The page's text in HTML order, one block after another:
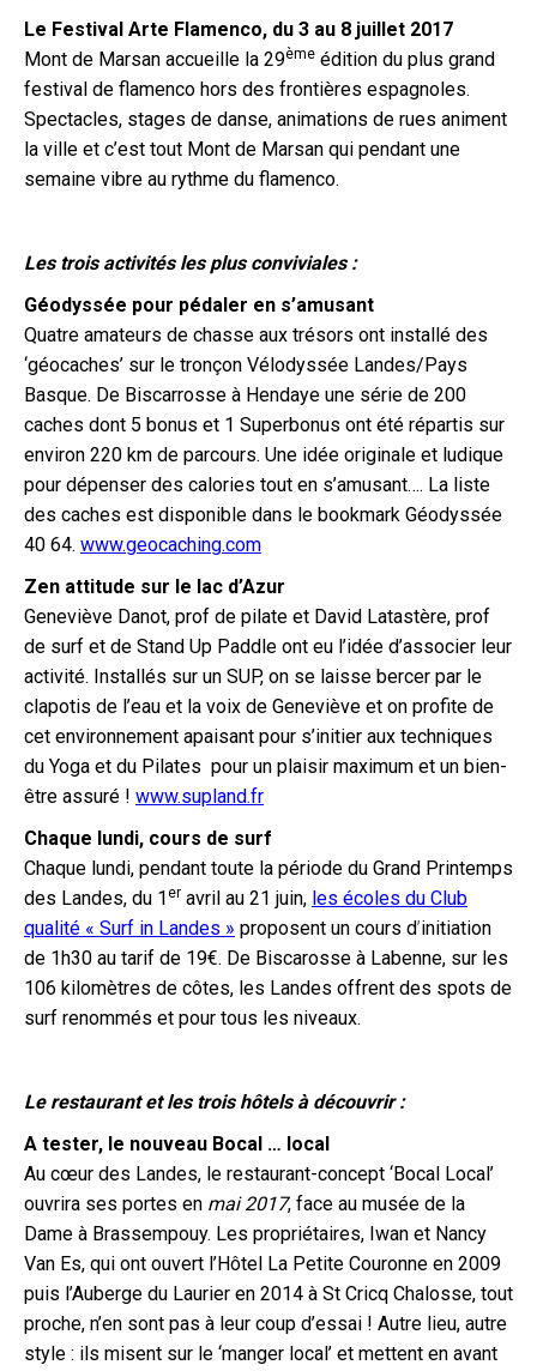
Le Festival Arte Flamenco, du 3 au 8 juillet 2017
Mont de Marsan accueille la 29ème édition du plus grand
festival de flamenco hors des frontières espagnoles.
Spectacles, stages de danse, animations de rues animent
la ville et c’est tout Mont de Marsan qui pendant une
semaine vibre au rythme du flamenco.
Les trois activités les plus conviviales :
Géodyssée pour pédaler en s’amusant
Quatre amateurs de chasse aux trésors ont installé des
‘géocaches’ sur le tronçon Vélodyssée Landes/Pays
Basque. De Biscarrosse à Hendaye une série de 200
caches dont 5 bonus et 1 Superbonus ont été répartis sur
environ 220 km de parcours. Une idée originale et ludique
pour dépenser des calories tout en s’amusant…. La liste
des caches est disponible dans le bookmark Géodyssée
40 64. www.geocaching.com
Zen attitude sur le lac d’Azur
Geneviève Danot, prof de pilate et David Latastère, prof
de surf et de Stand Up Paddle ont eu l’idée d’associer leur
activité. Installés sur un SUP, on se laisse bercer par le
clapotis de l’eau et la voix de Geneviève et on profite de
cet environnement apaisant pour s’initier aux techniques
du Yoga et du Pilates pour un plaisir maximum et un bien-
être assuré ! www.supland.fr
Chaque lundi, cours de surf
Chaque lundi, pendant toute la période du Grand Printemps
des Landes, du 1er avril au 21 juin, les écoles du Club
qualité « Surf in Landes » proposent un cours d’initiation
de 1h30 au tarif de 19€. De Biscarosse à Labenne, sur les
106 kilomètres de côtes, les Landes offrent des spots de
surf renommés et pour tous les niveaux.
Le restaurant et les trois hôtels à découvrir :
A tester, le nouveau Bocal … local
Au cœur des Landes, le restaurant-concept ‘Bocal Local’
ouvrira ses portes en mai 2017, face au musée de la
Dame à Brassempouy. Les propriétaires, Iwan et Nancy
Van Es, qui ont ouvert l’Hôtel La Petite Couronne en 2009
puis l’Auberge du Laurier en 2014 à St Cricq Chalosse, tout
proche, n’en sont pas à leur coup d’essai ! Autre lieu, autre
style : ils misent sur le ‘manger local’ et mettent en avant